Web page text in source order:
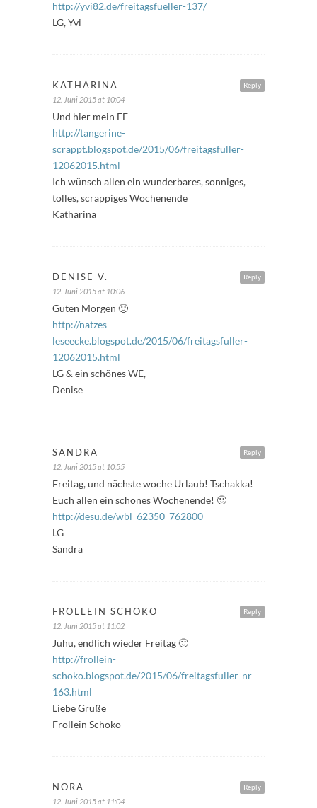
http://yvi82.de/freitagsfueller-137/
LG, Yvi
Reply
KATHARINA
12. Juni 2015 at 10:04
Und hier mein FF
http://tangerine-
scrappt.blogspot.de/2015/06/freitagsfuller-
12062015.html
Ich wünsch allen ein wunderbares, sonniges,
tolles, scrappiges Wochenende
Katharina
Reply
DENISE V.
12. Juni 2015 at 10:06
Guten Morgen 🙂
http://natzes-
leseecke.blogspot.de/2015/06/freitagsfuller-
12062015.html
LG & ein schönes WE,
Denise
Reply
SANDRA
12. Juni 2015 at 10:55
Freitag, und nächste woche Urlaub! Tschakka!
Euch allen ein schönes Wochenende! 🙂
http://desu.de/wbl_62350_762800
LG
Sandra
Reply
FROLLEIN SCHOKO
12. Juni 2015 at 11:02
Juhu, endlich wieder Freitag 🙂
http://frollein-
schoko.blogspot.de/2015/06/freitagsfuller-nr-
163.html
Liebe Grüße
Frollein Schoko
Reply
NORA
12. Juni 2015 at 11:04